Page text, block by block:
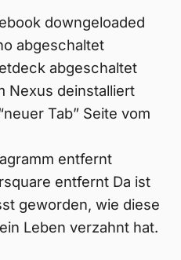
downgeloaded
abgeschaltet
abgeschaltet
Nexus deinstalliert
Tab” Seite vom
entfernt
entfernt Da ist
geworden, wie diese
Leben verzahnt hat.